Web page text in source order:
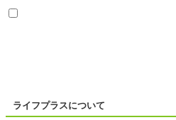
ライフプラスについて